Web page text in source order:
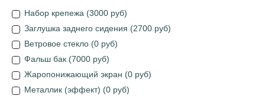
Набор крепежа (3000 руб)
Заглушка заднего сидения (2700 руб)
Ветровое стекло (0 руб)
Фальш бак (7000 руб)
Жаропонижающий экран (0 руб)
Металлик (эффект) (0 руб)